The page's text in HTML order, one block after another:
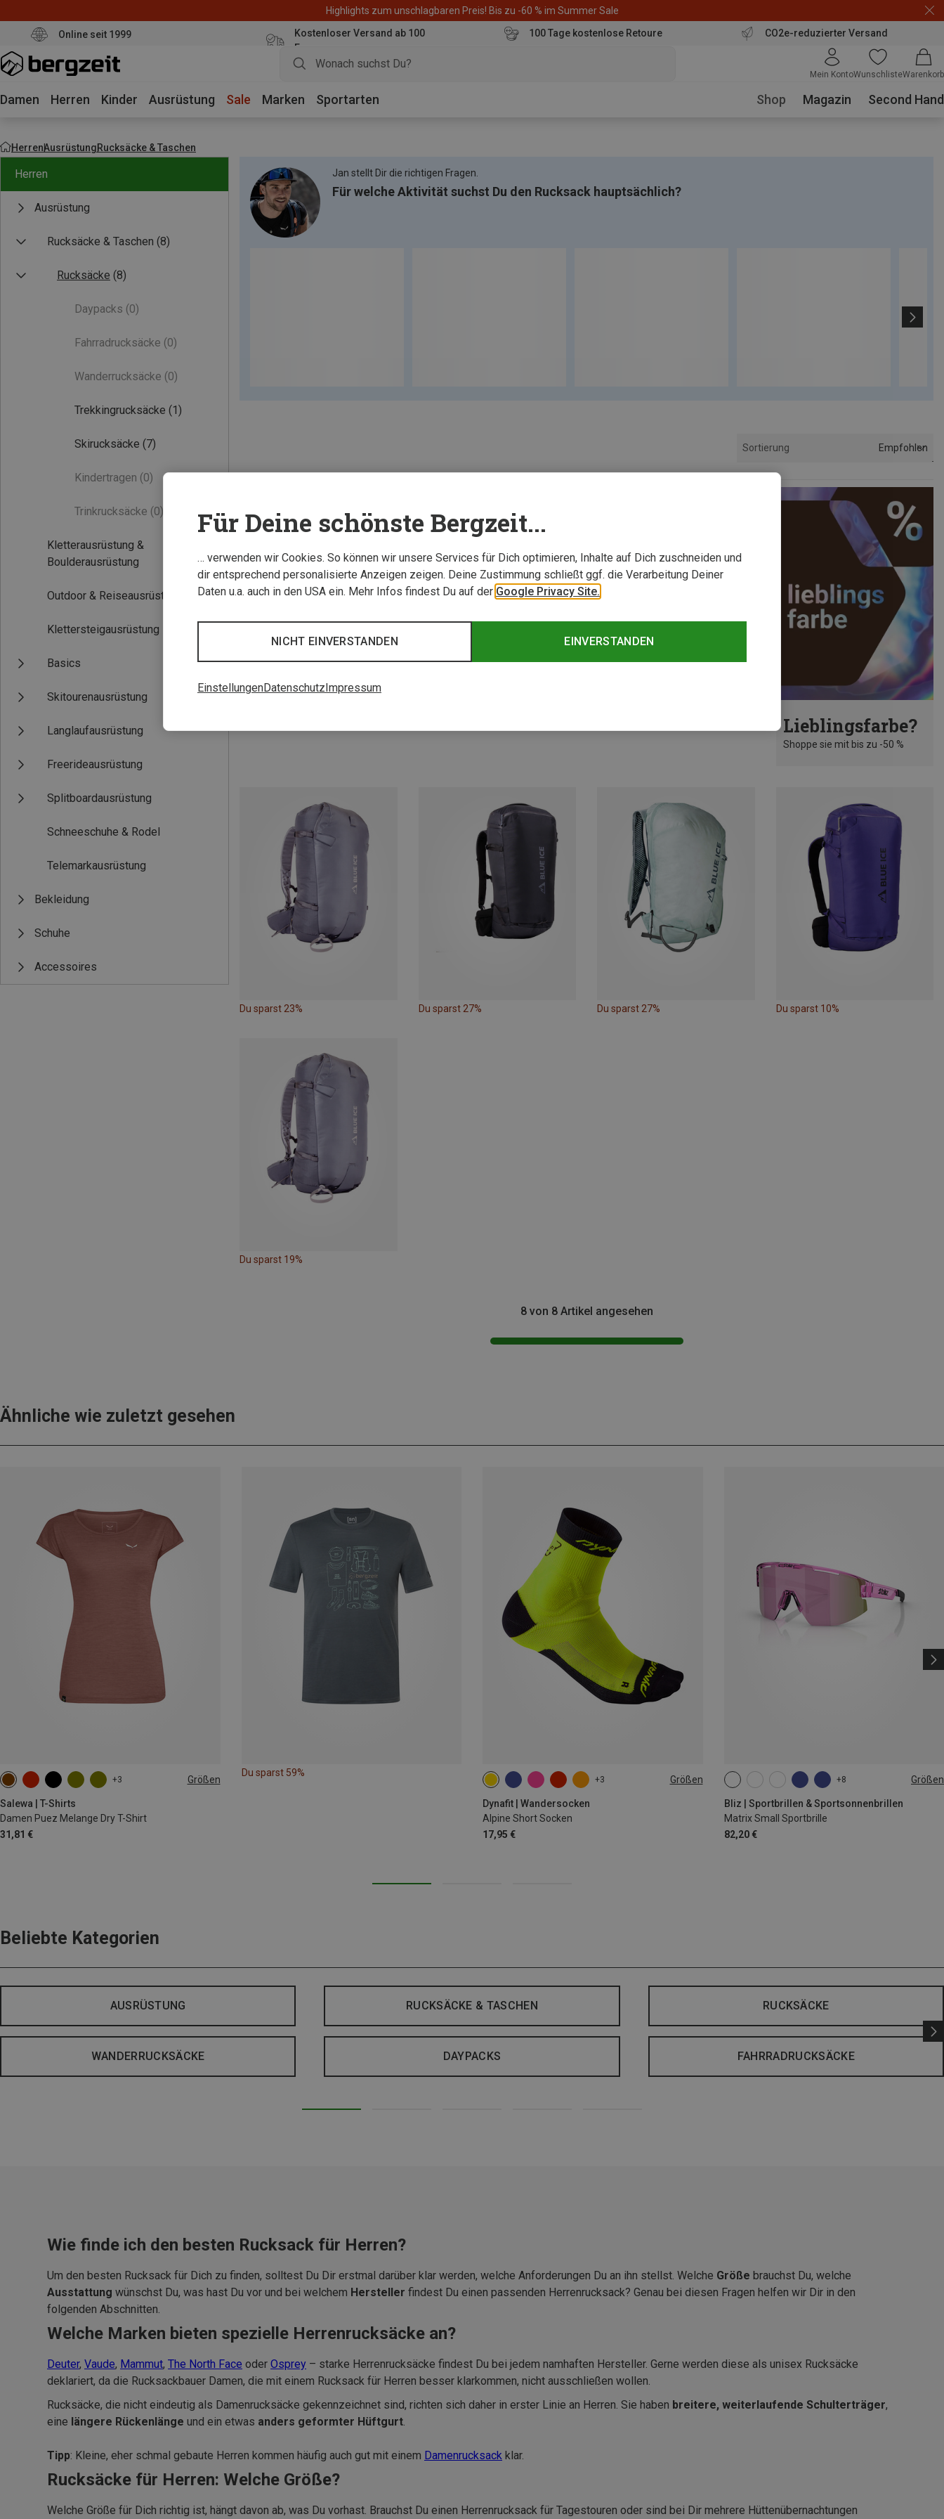
Highlights zum unschlagbaren Preis! Bis zu -60 % im Summer Sale
Online seit 1999
Kostenloser Versand ab 100
Euro
100 Tage kostenlose Retoure CO2e-reduzierter Versand
Mein KontoWunschlisteWarenkorb
Damen Herren Kinder Ausrüstung Sale Marken Sportarten Shop Magazin Second Hand
HerrenAusrüstungRucksäcke & Taschen
Herren
Ausrüstung
Rucksäcke & Taschen (8)
Rucksäcke (8)
Daypacks (0)
Fahrradrucksäcke (0)
Wanderrucksäcke (0)
Trekkingrucksäcke (1)
Skirucksäcke (7)
Kindertragen (0)
Trinkrucksäcke (0)
Kletterausrüstung &
Boulderausrüstung
Outdoor & Reiseausrüstung
Klettersteigausrüstung
Basics
Skitourenausrüstung
Langlaufausrüstung
Freerideausrüstung
Splitboardausrüstung
Schneeschuhe & Rodel
Telemarkausrüstung
Bekleidung
Schuhe
Accessoires
Jan stellt Dir die richtigen Fragen.
Für welche Aktivität suchst Du den Rucksack hauptsächlich?
Sortierung Empfohlen
Lieblingsfarbe?
Shoppe sie mit bis zu -50 %
Du sparst 23% Du sparst 27% Du sparst 27% Du sparst 10%
Du sparst 19%
8 von 8 Artikel angesehen
Ähnliche wie zuletzt gesehen
+3 Größen
Salewa | T-Shirts
Damen Puez Melange Dry T-Shirt
31,81 €
XS S M XL
Du sparst 59%
+3 Größen
Dynafit | Wandersocken
Alpine Short Socken
17,95 €
35|36|37|38 39|40|41|42
+8 Größen
Bliz | Sportbrillen & Sportsonnenbrillen
Matrix Small Sportbrille
82,20 €
ONE SIZE
Beliebte Kategorien
AUSRÜSTUNG RUCKSÄCKE & TASCHEN RUCKSÄCKE
WANDERRUCKSÄCKE DAYPACKS FAHRRADRUCKSÄCKE
Wie finde ich den besten Rucksack für Herren?
Um den besten Rucksack für Dich zu finden, solltest Du Dir erstmal darüber klar werden, welche Anforderungen Du an ihn stellst. Welche Größe brauchst Du, welche
Ausstattung wünschst Du, was hast Du vor und bei welchem Hersteller findest Du einen passenden Herrenrucksack? Genau bei diesen Fragen helfen wir Dir in den
folgenden Abschnitten.
Welche Marken bieten spezielle Herrenrucksäcke an?
Deuter, Vaude, Mammut, The North Face oder Osprey – starke Herrenrucksäcke findest Du bei jedem namhaften Hersteller. Gerne werden diese als unisex Rucksäcke
deklariert, da die Rucksackbauer Damen, die mit einem Rucksack für Herren besser klarkommen, nicht ausschließen wollen.
Rucksäcke, die nicht eindeutig als Damenrucksäcke gekennzeichnet sind, richten sich daher in erster Linie an Herren. Sie haben breitere, weiterlaufende Schulterträger,
eine längere Rückenlänge und ein etwas anders geformter Hüftgurt.
Tipp: Kleine, eher schmal gebaute Herren kommen häufig auch gut mit einem Damenrucksack klar.
Rucksäcke für Herren: Welche Größe?
Welche Größe für Dich richtig ist, hängt davon ab, was Du vorhast. Brauchst Du einen Herrenrucksack für Tagestouren oder sind bei Dir mehrere Hüttenübernachtungen
Für Deine schönste Bergzeit...
… verwenden wir Cookies. So können wir unsere Services für Dich optimieren, Inhalte auf Dich zuschneiden und
dir entsprechend personalisierte Anzeigen zeigen. Deine Zustimmung schließt ggf. die Verarbeitung Deiner
Daten u.a. auch in den USA ein. Mehr Infos findest Du auf der Google Privacy Site.
EINVERSTANDEN
NICHT EINVERSTANDEN
EinstellungenDatenschutzImpressum